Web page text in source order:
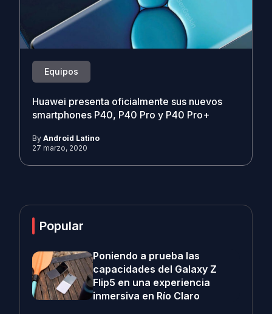
Equipos
Huawei presenta oficialmente sus nuevos
smartphones P40, P40 Pro y P40 Pro+
By Android Latino
27 marzo, 2020
Popular
Poniendo a prueba las
capacidades del Galaxy Z
Flip5 en una experiencia
inmersiva en Río Claro